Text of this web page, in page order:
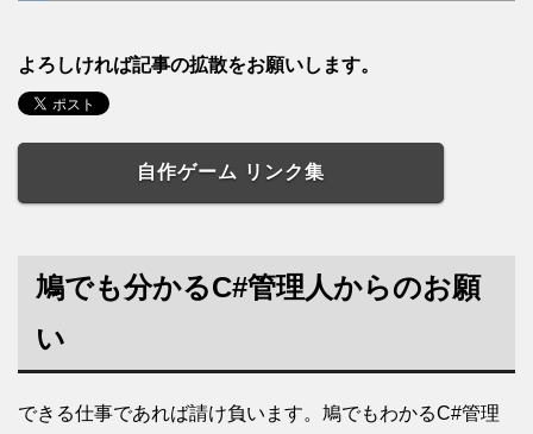
よろしければ記事の拡散をお願いします。
自作ゲーム リンク集
鳩でも分かるC#管理人からのお願
い
できる仕事であれば請け負います。鳩でもわかるC#管理